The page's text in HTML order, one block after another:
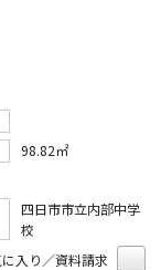
98.82㎡
四日市市立内部中学
校
入り／資料請求